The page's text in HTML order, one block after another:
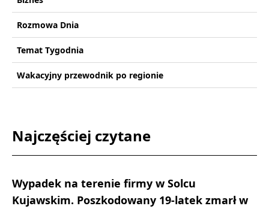
Rozmowa Dnia
Temat Tygodnia
Wakacyjny przewodnik po regionie
Najczęściej czytane
Wypadek na terenie firmy w Solcu
Kujawskim. Poszkodowany 19-latek zmarł w